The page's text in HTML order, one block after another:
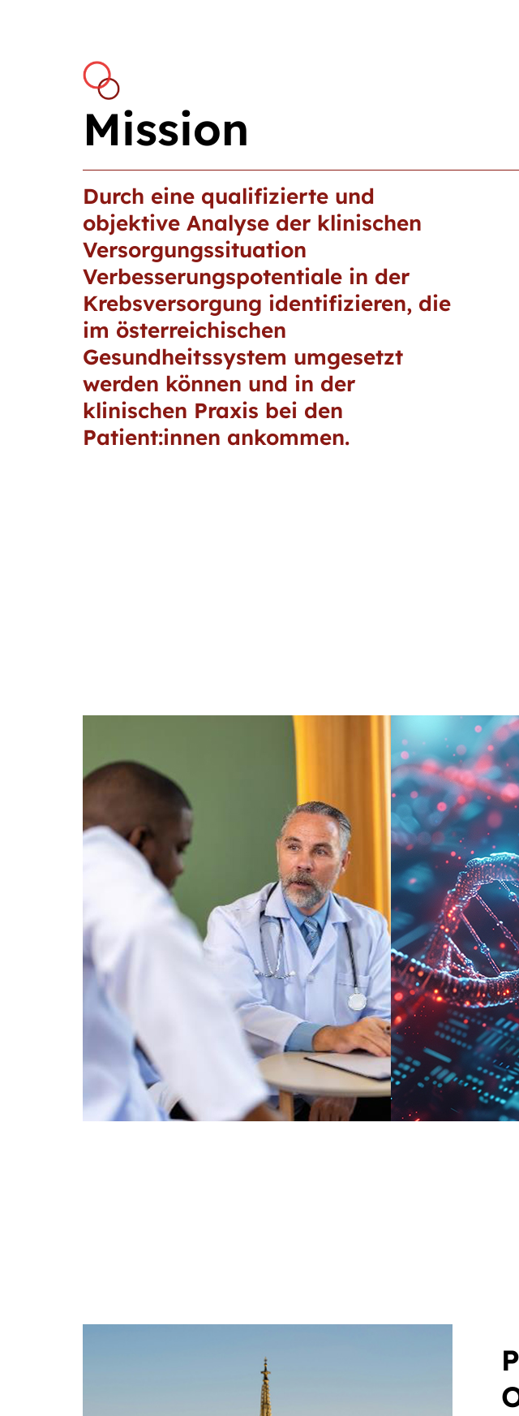
Mission
Durch eine qualifizierte und
objektive Analyse der klinischen
Versorgungssituation
Verbesserungspotentiale in der
Krebsversorgung identifizieren, die
im österreichischen
Gesundheitssystem umgesetzt
werden können und in der
klinischen Praxis bei den
Patient:innen ankommen.